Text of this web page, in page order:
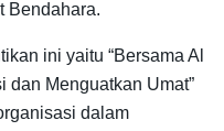
Bendahara.
ini yaitu “Bersama Al
dan Menguatkan Umat”
dalam